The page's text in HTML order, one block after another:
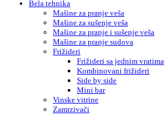
Bela tehnika
Mašine za pranje veša
Mašine za sušenje veša
Mašine za pranje i sušenje veša
Mašine za pranje sudova
Frižideri
Frižideri sa jednim vratima
Kombinovani frižideri
Side by side
Mini bar
Vinske vitrine
Zamrzivači